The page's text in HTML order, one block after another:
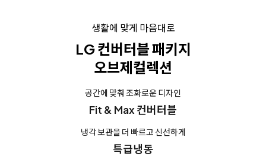
생활에 맞게 마음대로
LG 컨버터블 패키지
오브제컬렉션
공간에 맞춰 조화로운 디자인
Fit & Max 컨버터블
냉각 보관을 더 빠르고 신선하게
특급냉동